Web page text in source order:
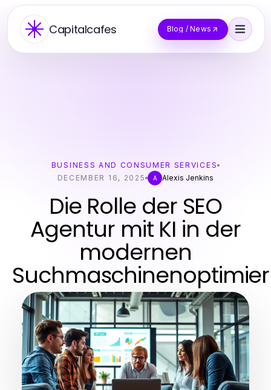
Capitalcafes Blog / News
BUSINESS AND CONSUMER SERVICES
DECEMBER 16, 2025
A Alexis Jenkins
Die Rolle der SEO
Agentur mit KI in der
modernen